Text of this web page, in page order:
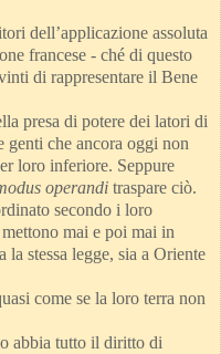
dell’applicazione assoluta
francese - ché di questo
di rappresentare il Bene
presa di potere dei latori di
genti che ancora oggi non
loro inferiore. Seppure
operandi traspare ciò.
secondo i loro
mai e poi mai in
stessa legge, sia a Oriente
come se la loro terra non
abbia tutto il diritto di